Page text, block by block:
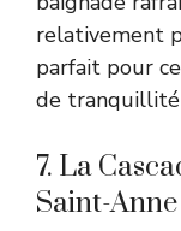
relativement
parfait pour
de
7. La
Saint-Anne